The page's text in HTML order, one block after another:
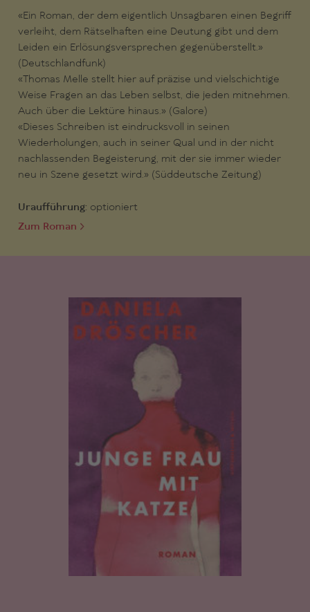
«Ein Roman, der dem eigentlich Unsagbaren einen Begriff
verleiht, dem Rätselhaften eine Deutung gibt und dem
Leiden ein Erlösungsversprechen gegenüberstellt.»
(Deutschlandfunk)
«Thomas Melle stellt hier auf präzise und vielschichtige
Weise Fragen an das Leben selbst, die jeden mitnehmen.
Auch über die Lektüre hinaus.» (Galore)
«Dieses Schreiben ist eindrucksvoll in seinen
Wiederholungen, auch in seiner Qual und in der nicht
nachlassenden Begeisterung, mit der sie immer wieder
neu in Szene gesetzt wird.» (Süddeutsche Zeitung)
Uraufführung: optioniert
Zum Roman